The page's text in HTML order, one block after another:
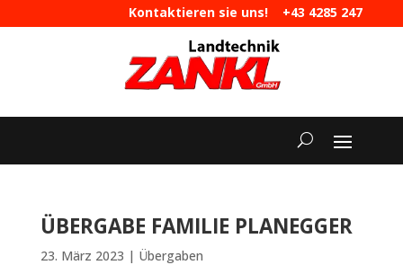
Kontaktieren sie uns! +43 4285 247
|maschinen@landtechnik-zankl.at
ÜBERGABE FAMILIE PLANEGGER
23. März 2023 | Übergaben